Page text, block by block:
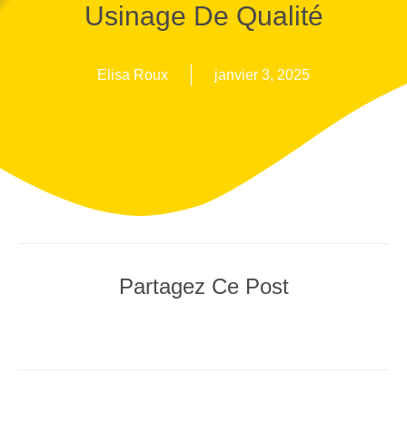
Usinage De Qualité
Elisa Roux janvier 3, 2025
Partagez Ce Post